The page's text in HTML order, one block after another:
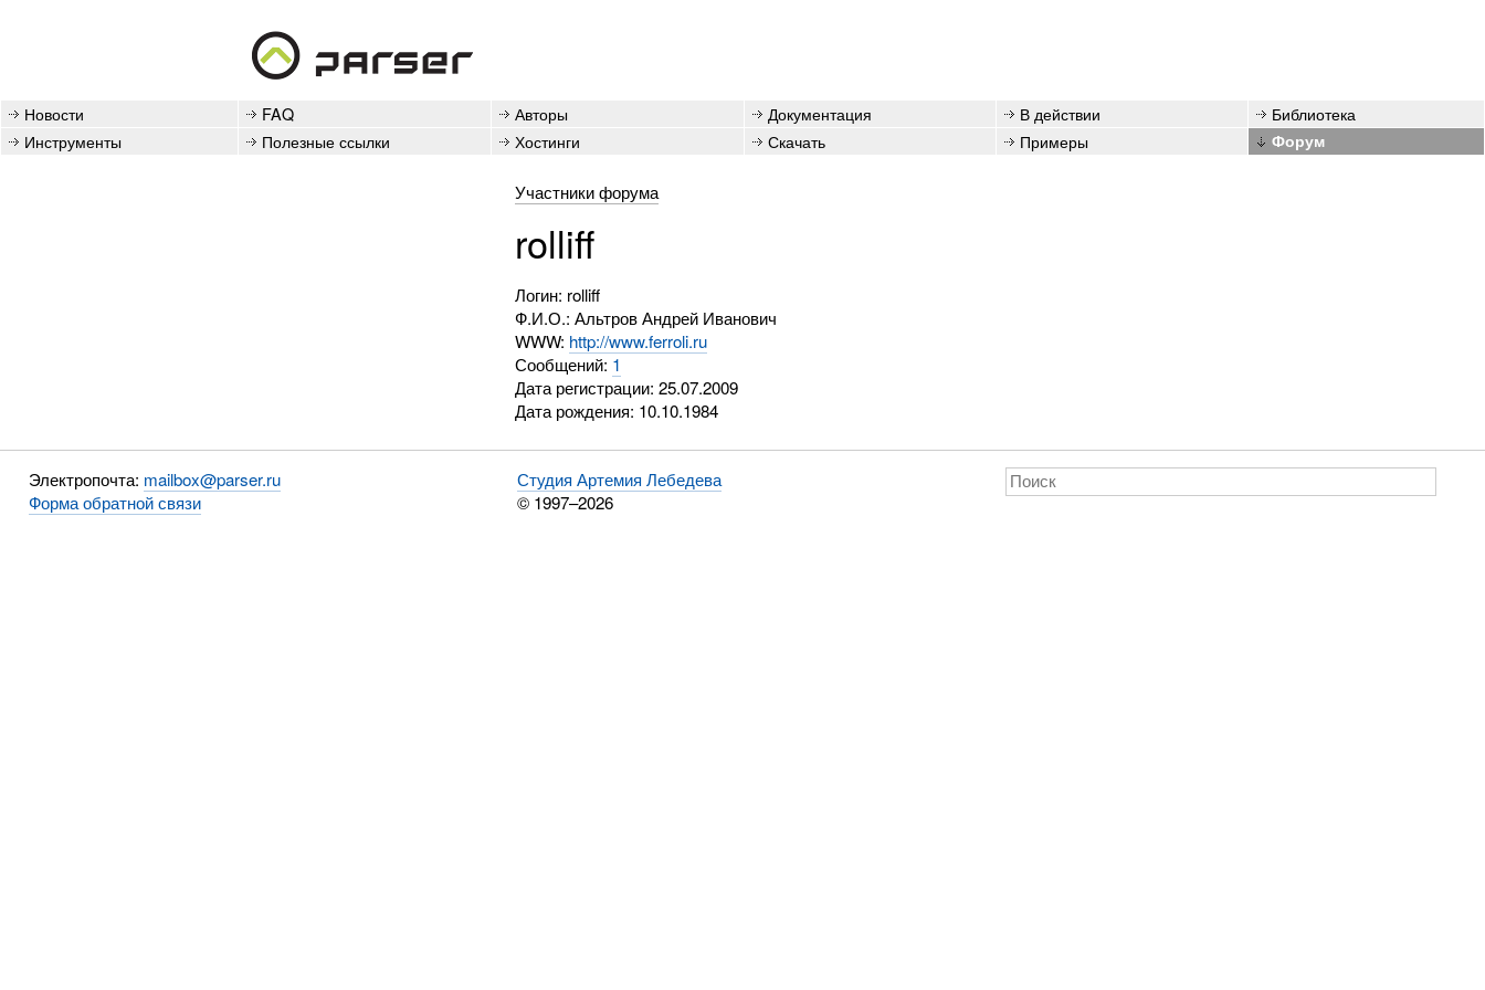
Новости FAQ Авторы Документация В действии
Библиотека
Инструменты
Полезные ссылки Хостинги Скачать Примеры Форум
Участники форума
rolliff
Логин: rolliff
Ф.И.О.: Альтров Андрей Иванович
WWW: http://www.ferroli.ru
Сообщений: 1
Дата регистрации: 25.07.2009
Дата рождения: 10.10.1984
Электропочта: mailbox@parser.ru
Форма обратной связи
Студия Артемия Лебедева
© 1997–2026